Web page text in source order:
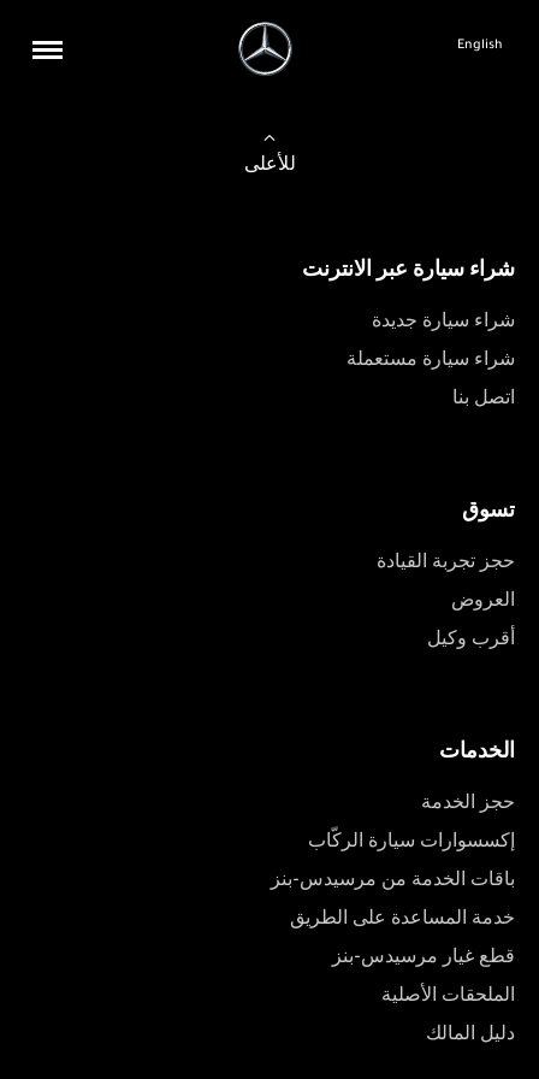
English
للأعلى
شراء سيارة عبر الانترنت
شراء سيارة جديدة
شراء سيارة مستعملة
اتصل بنا
تسوق
حجز تجربة القيادة
العروض
أقرب وكيل
الخدمات
حجز الخدمة
إكسسوارات سيارة الركّاب
باقات الخدمة من مرسيدس-بنز
خدمة المساعدة على الطريق
قطع غيار مرسيدس-بنز
الملحقات الأصلية
دليل المالك